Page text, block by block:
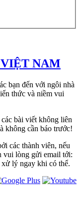
NAM
bạn đến với ngôi nhà
thức và niềm vui
bài viết không liên
không cần báo trước!
các thành viên, nếu
vui lòng gửi email tới:
lý ngay khi có thể.